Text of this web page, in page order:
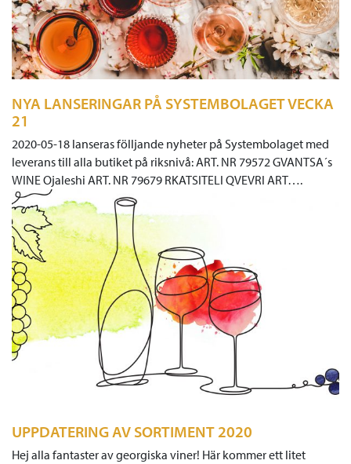
NYA LANSERINGAR PÅ SYSTEMBOLAGET VECKA
21
2020-05-18 lanseras fölljande nyheter på Systembolaget med
leverans till alla butiket på riksnivå: ART. NR 79572 GVANTSA´s
WINE Ojaleshi ART. NR 79679 RKATSITELI QVEVRI ART….
UPPDATERING AV SORTIMENT 2020
Hej alla fantaster av georgiska viner! Här kommer ett litet